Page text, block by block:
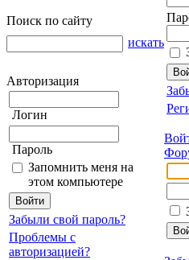
Поиск по сайту
искать
Авторизация
Логин
Пароль
Запомнить меня на
этом компьютере
Забыли свой пароль?
Проблемы с
авторизацией?